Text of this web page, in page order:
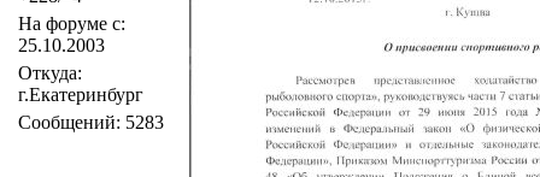
На форуме с:
25.10.2003
Откуда:
г.Екатеринбург
Сообщений: 5283